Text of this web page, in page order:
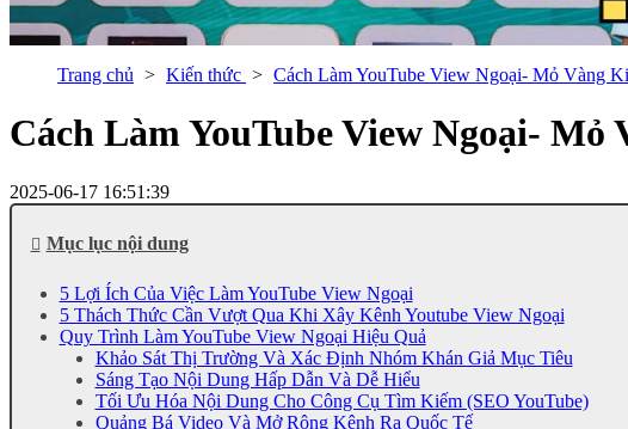
Trang chủ Kiến thức Cách Làm YouTube View Ngoại- Mỏ Vàng
Cách Làm YouTube View Ngoại-
2025-06-17 16:51:39
Mục lục nội dung
5 Lợi Ích Của Việc Làm YouTube View Ngoại
5 Thách Thức Cần Vượt Qua Khi Xây Kênh Youtube View Ngoại
Quy Trình Làm YouTube View Ngoại Hiệu Quả
Khảo Sát Thị Trường Và Xác Định Nhóm Khán Giả Mục Tiêu
Sáng Tạo Nội Dung Hấp Dẫn Và Dễ Hiểu
Tối Ưu Hóa Nội Dung Cho Công Cụ Tìm Kiếm (SEO YouTube)
Quảng Bá Video Và Mở Rộng Kênh Ra Quốc Tế